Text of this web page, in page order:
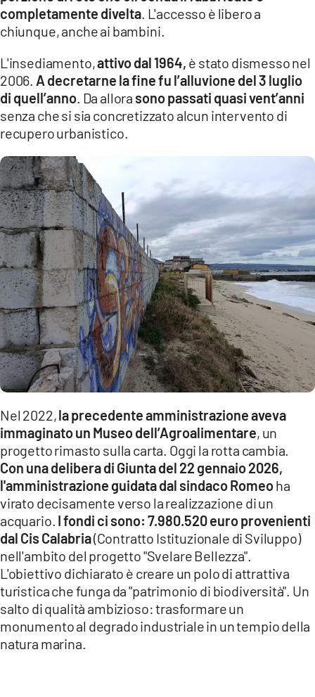
completamente divelta. L'accesso è libero a
chiunque, anche ai bambini.
L'insediamento,attivo dal 1964, è stato dismesso nel
2006. A decretarne la fine fu l’alluvione del 3 luglio
di quell’anno. Da allora sono passati quasi vent’anni
senza che si sia concretizzato alcun intervento di
recupero urbanistico.
Nel 2022,la precedente amministrazione aveva
immaginato un Museo dell’Agroalimentare, un
progetto rimasto sulla carta. Oggi la rotta cambia.
Con una delibera di Giunta del 22 gennaio 2026,
l'amministrazione guidata dal sindaco Romeoha
virato decisamente verso la realizzazione di un
acquario. I fondi ci sono: 7.980.520 euro provenienti
dal Cis Calabria(Contratto Istituzionale di Sviluppo)
nell'ambito del progetto "Svelare Bellezza".
L'obiettivo dichiarato è creare un polo di attrattiva
turistica che funga da "patrimonio di biodiversità". Un
salto di qualità ambizioso: trasformare un
monumento al degrado industriale in un tempio della
natura marina.